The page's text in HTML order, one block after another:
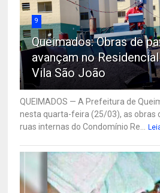
9
Queimados: Obras de
avançam no
Vila São João
QUEIMADOS — A Prefeitura de
nesta quarta-feira (25/03), as obras
ruas internas do Condomínio Re...